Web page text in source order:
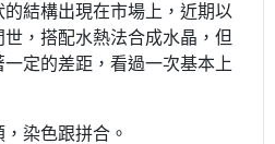
結構出現在市場上，近期以
，搭配水熱法合成水晶，但
定的差距，看過一次基本上
染色跟拼合。